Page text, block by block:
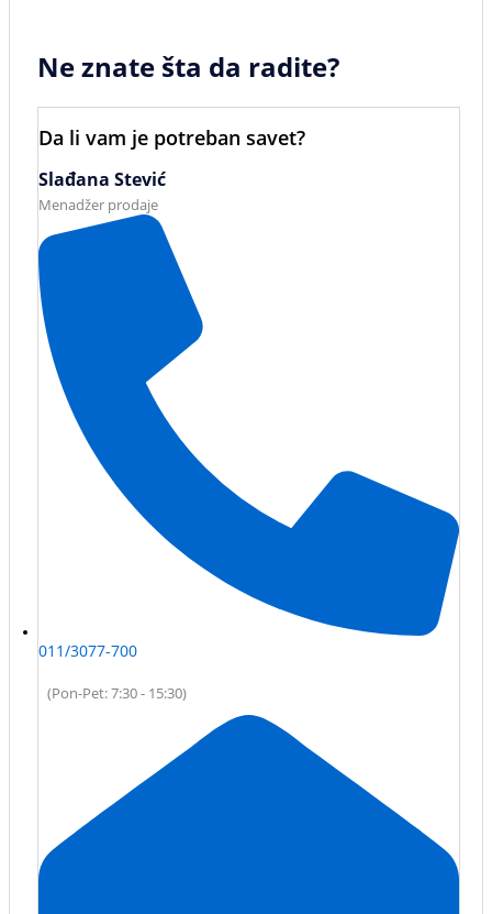
Ne znate šta da radite?
Da li vam je potreban savet?
Slađana Stević
Menadžer prodaje
011/3077-700
(Pon-Pet: 7:30 - 15:30)